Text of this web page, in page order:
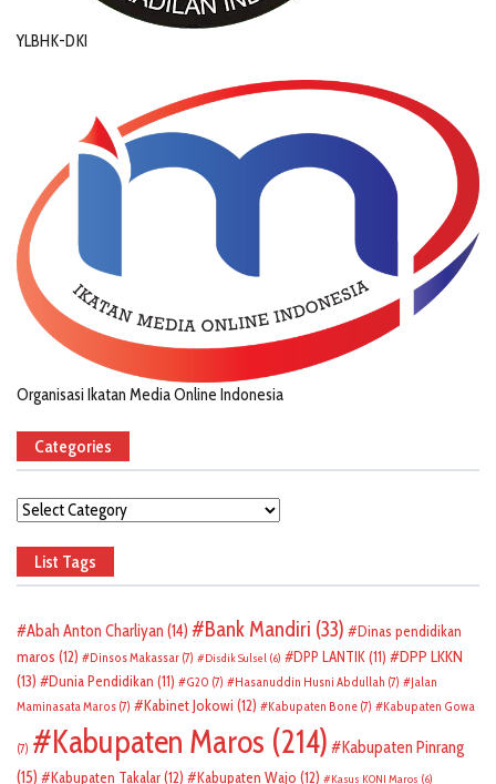
YLBHK-DKI
Organisasi Ikatan Media Online Indonesia
Categories
Categories
List Tags
Abah Anton Charliyan (14) Bank Mandiri (33)
Dinas pendidikan
maros (12) Dinsos Makassar (7) Disdik Sulsel (6) DPP LANTIK(11)
DPP LKKN
(13)
Dunia Pendidikan (11) G20 (7) Hasanuddin Husni Abdullah (7)
Jalan
Maminasata Maros (7) Kabinet Jokowi (12) Kabupaten Bone (7) Kabupaten Gowa
(7) Kabupaten Maros (214)
Kabupaten Pinrang
(15)
Kabupaten Takalar(12) Kabupaten Wajo (12) Kasus KONI Maros (6)